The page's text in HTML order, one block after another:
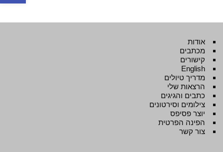
אודות
מכתבים
קישורים
English
מדריך טיולים
הרצאות שלי
כתבים והגיגים
צילומים וסירטונים
יוצר פסיפס
הפינה הפרטית
צור קשר